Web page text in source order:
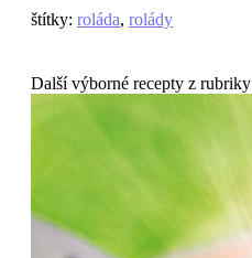
štítky: roláda, rolády
Další výborné recepty z rubriky